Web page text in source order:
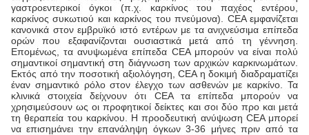
γαστροεντερικοί όγκοι (π.χ. καρκίνος του παχέος εντέρου,
καρκίνος συκωτιού και καρκίνος του πνεύμονα). CEA εμφανίζεται
κανονικά στον εμβρυϊκό ιστό εντέρων με τα ανιχνεύσιμα επίπεδα
ορών που εξαφανίζονται ουσιαστικά μετά από τη γέννηση.
Επομένως, τα ανυψωμένα επίπεδα CEA μπορούν να είναι πολύ
σημαντικοί σημαντική στη διάγνωση των αρχικών καρκινωμάτων.
Εκτός από την ποσοτική αξιολόγηση, CEA η δοκιμή διαδραματίζει
έναν σημαντικό ρόλο στον έλεγχο των ασθενών με καρκίνο. Τα
κλινικά στοιχεία δείχνουν ότι CEA τα επίπεδα μπορούν να
χρησιμεύσουν ως οι προφητικοί δείκτες και σοι δύο προ και μετά
τη θεραπεία του καρκίνου. Η προοδευτική ανύψωση CEA μπορεί
να επισημάνει την επανάληψη όγκων 3-36 μήνες πριν από τα